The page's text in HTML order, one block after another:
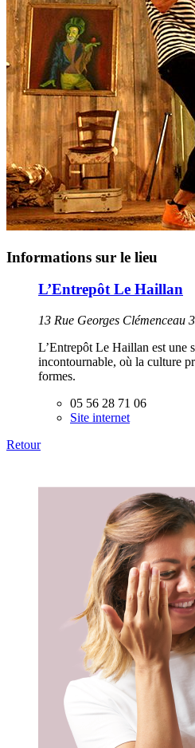
Informations sur le lieu
L’Entrepôt Le Haillan
13 Rue Georges Clémenceau
L’Entrepôt Le Haillan est une
incontournable, où la culture
formes.
05 56 28 71 06
Site internet
Retour